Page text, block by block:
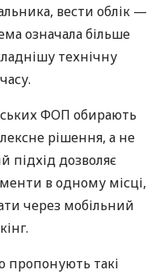
вести облік —
означала більше
технічну
ФОП обирають
рішення, а не
підхід дозволяє
в одному місці,
через мобільний
пропонують такі